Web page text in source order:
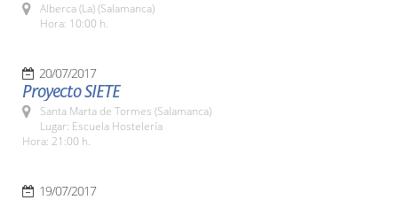
Alberca (La) (Salamanca)
Hora: 10:00 h.
20/07/2017
Proyecto SIETE
Santa Marta de Tormes (Salamanca)
Lugar: Escuela Hostelería
Hora: 21:00 h.
19/07/2017